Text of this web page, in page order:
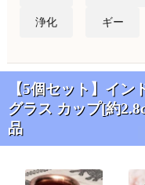
浄化 ギー
【5個セット】イ
グラス カップ[約
品